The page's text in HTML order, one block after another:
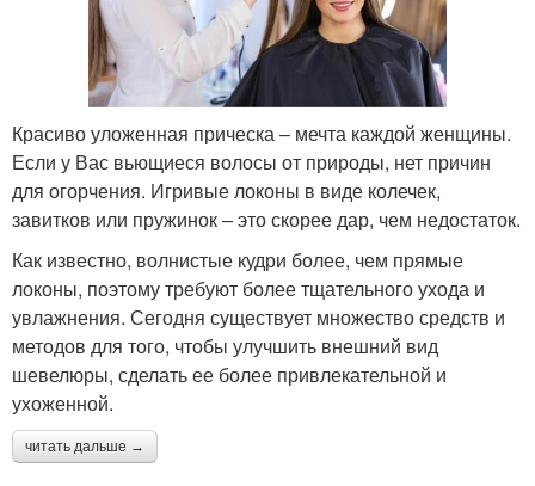
Красиво уложенная прическа – мечта каждой женщины.
Если у Вас вьющиеся волосы от природы, нет причин
для огорчения. Игривые локоны в виде колечек,
завитков или пружинок – это скорее дар, чем недостаток.
Как известно, волнистые кудри более, чем прямые
локоны, поэтому требуют более тщательного ухода и
увлажнения. Сегодня существует множество средств и
методов для того, чтобы улучшить внешний вид
шевелюры, сделать ее более привлекательной и
ухоженной.
читать дальше →